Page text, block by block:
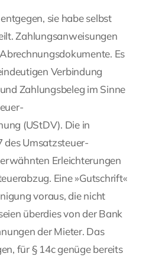
sie habe selbst
Zahlungsanweisungen
Es
Verbindung
Zahlungsbeleg im Sinne
(UStDV). Die in
des Umsatzsteuer-
Erleichterungen
Eine »Gutschrift«
voraus, die nicht
überdies von der Bank
der Mieter. Das
für § 14c genüge bereits